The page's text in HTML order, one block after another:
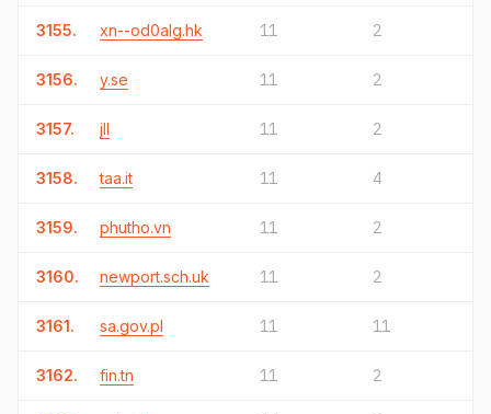
3155. xn--od0alg.hk 11 2
3156. y.se 11 2
3157. jll 11 2
3158. taa.it 11 4
3159. phutho.vn 11 2
3160. newport.sch.uk 11 2
3161. sa.gov.pl 11 11
3162. fin.tn 11 2